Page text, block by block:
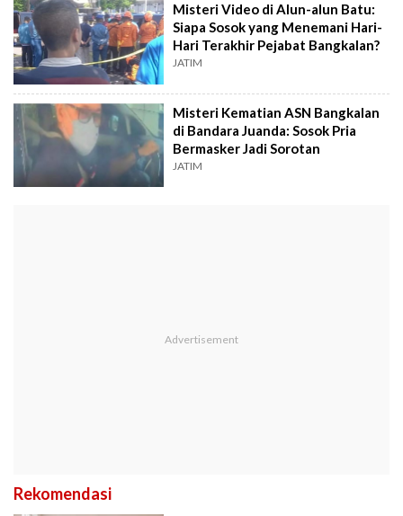
Misteri Video di Alun-alun Batu:
Siapa Sosok yang Menemani Hari-
Hari Terakhir Pejabat Bangkalan?
JATIM
Misteri Kematian ASN Bangkalan
di Bandara Juanda: Sosok Pria
Bermasker Jadi Sorotan
JATIM
Rekomendasi